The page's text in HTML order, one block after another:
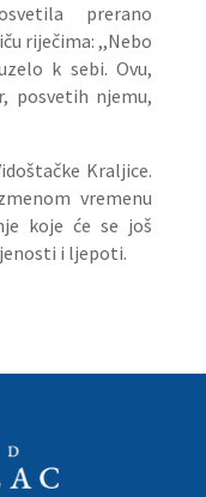
prerano
riječima: ,,Nebo
k sebi. Ovu,
posvetih njemu,
Kraljice.
vremenu
koje će se još
i ljepoti.